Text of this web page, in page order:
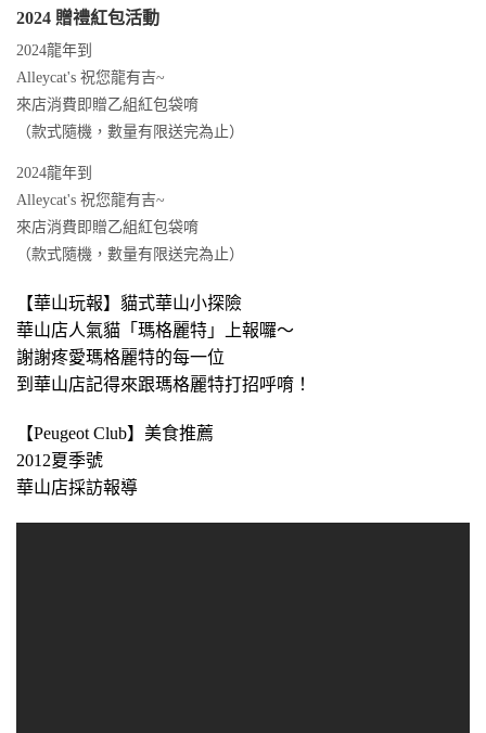
2024 贈禮紅包活動
2024龍年到
Alleycat's 祝您龍有吉~
來店消費即贈乙組紅包袋唷
（款式隨機，數量有限送完為止）
2024龍年到
Alleycat's 祝您龍有吉~
來店消費即贈乙組紅包袋唷
（款式隨機，數量有限送完為止）
【華山玩報】貓式華山小探險
華山店人氣貓「瑪格麗特」上報囉～
謝謝疼愛瑪格麗特的每一位
到華山店記得來跟瑪格麗特打招呼唷！
【Peugeot Club】美食推薦
2012夏季號
華山店採訪報導